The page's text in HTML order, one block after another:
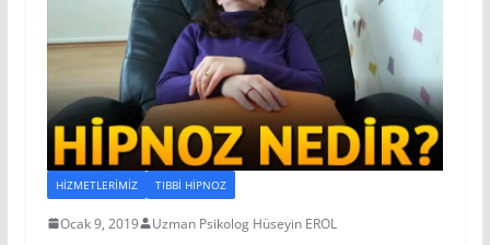
HIZMETLERIMIZ TIBBI HIPNOZ
Ocak 9, 2019 Uzman Psikolog Hüseyin EROL